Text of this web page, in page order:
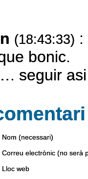
(18:43:33) :
bonic.
seguir asi
Nom (necessari)
Correu electrònic (no serà
Lloc web